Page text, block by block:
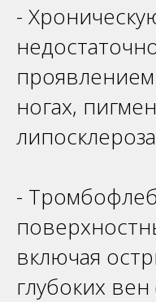
-
ногах,
-
включая
глубоких вен